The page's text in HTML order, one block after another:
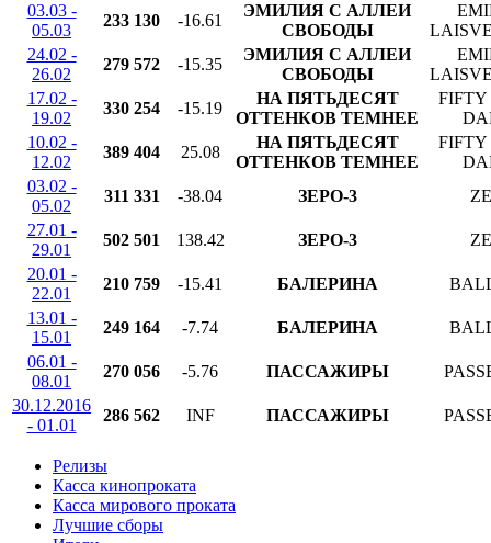
03.03 -
05.03
233 130 -16.61
ЭМИЛИЯ С АЛЛЕИ
СВОБОДЫ
24.02 -
26.02
279 572 -15.35
ЭМИЛИЯ С АЛЛЕИ
СВОБОДЫ
17.02 -
19.02
330 254 -15.19
НА ПЯТЬДЕСЯТ
ОТТЕНКОВ ТЕМНЕЕ
FIFTY
10.02 -
12.02
389 404 25.08
НА ПЯТЬДЕСЯТ
ОТТЕНКОВ ТЕМНЕЕ
FIFTY
03.02 -
05.02
311 331 -38.04 ЗЕРО-3
27.01 -
29.01
502 501 138.42 ЗЕРО-3
20.01 -
22.01
210 759 -15.41 БАЛЕРИНA
13.01 -
15.01
249 164 -7.74 БАЛЕРИНА
06.01 -
08.01
270 056 -5.76 ПАССАЖИРЫ
30.12.2016
- 01.01
286 562 INF ПАССАЖИРЫ
Релизы
Касса кинопроката
Касса мирового проката
Лучшие сборы